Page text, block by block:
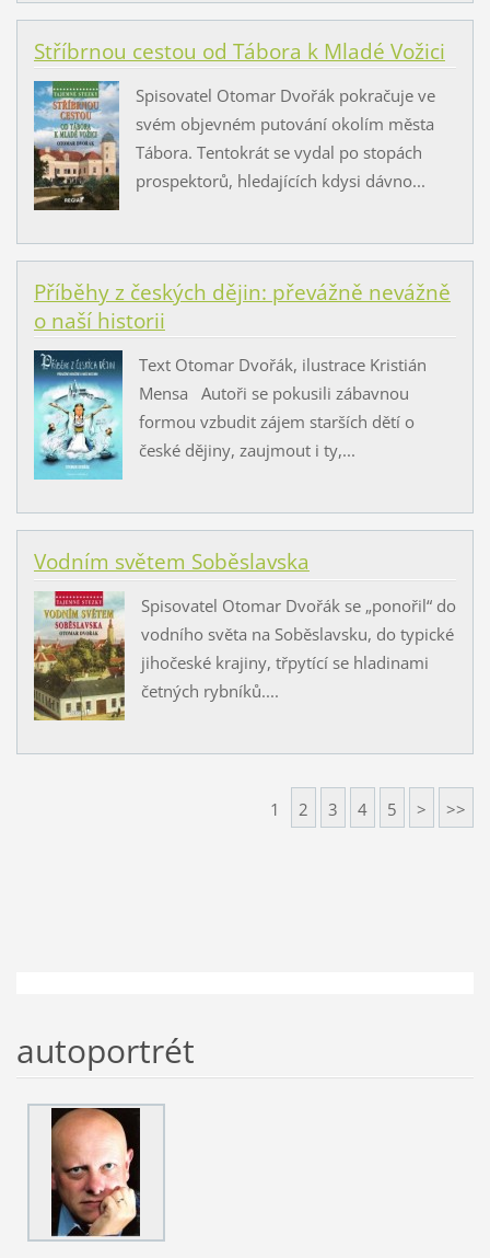
Stříbrnou cestou od Tábora k Mladé Vožici
Spisovatel Otomar Dvořák pokračuje ve
svém objevném putování okolím města
Tábora. Tentokrát se vydal po stopách
prospektorů, hledajících kdysi dávno...
Příběhy z českých dějin: převážně nevážně
o naší historii
Text Otomar Dvořák, ilustrace Kristián
Mensa Autoři se pokusili zábavnou
formou vzbudit zájem starších dětí o
české dějiny, zaujmout i ty,...
Vodním světem Soběslavska
Spisovatel Otomar Dvořák se „ponořil“ do
vodního světa na Soběslavsku, do typické
jihočeské krajiny, třpytící se hladinami
četných rybníků....
1 2 3 4 5 > >>
autoportrét